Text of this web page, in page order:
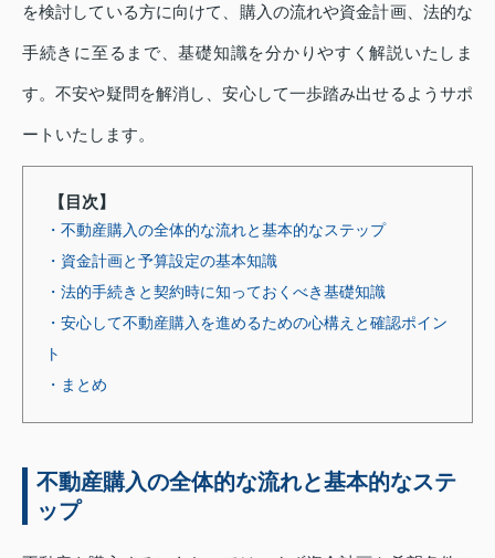
を検討している方に向けて、購入の流れや資金計画、法的な
手続きに至るまで、基礎知識を分かりやすく解説いたしま
す。不安や疑問を解消し、安心して一歩踏み出せるようサポ
ートいたします。
【目次】
・不動産購入の全体的な流れと基本的なステップ
・資金計画と予算設定の基本知識
・法的手続きと契約時に知っておくべき基礎知識
・安心して不動産購入を進めるための心構えと確認ポイン
ト
・まとめ
不動産購入の全体的な流れと基本的なステ
ップ